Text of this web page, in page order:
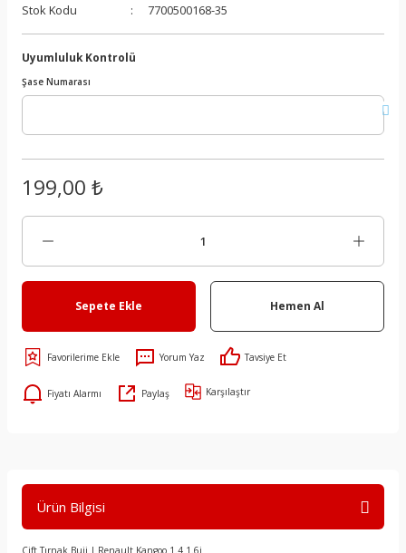
Stok Kodu
7700500168-35
Uyumluluk Kontrolü
Şase Numarası
199,00 ₺
Sepete Ekle Hemen Al
Yorum Yaz Tavsiye Et
Fiyatı Alarmı Paylaş Karşılaştır
Ürün Bilgisi
Çift Tırnak Buji | Renault Kangoo 1.4 1.6i